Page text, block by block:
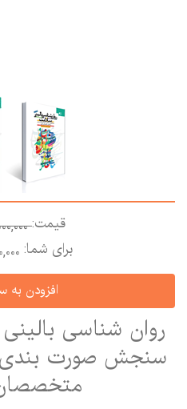
قیمت:23,000,000
برای شما:20,700,000
روان شناسی
سنجش صورت بندی و
متخصصان